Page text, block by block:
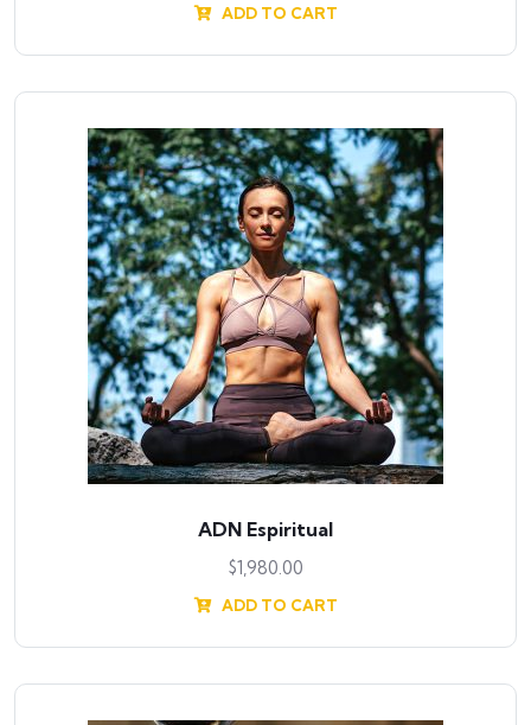
ADD TO CART
ADN Espiritual
$1,980.00
ADD TO CART